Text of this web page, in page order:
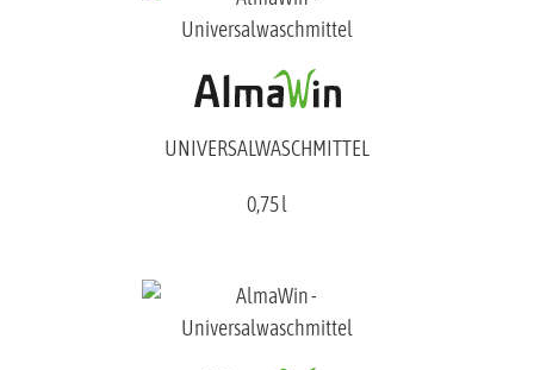
UNIVERSALWASCHMITTEL
0,75 l